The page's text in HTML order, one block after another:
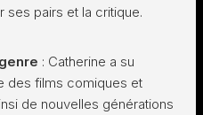
ses pairs et la critique.
: Catherine a su
des films comiques et
de nouvelles générations